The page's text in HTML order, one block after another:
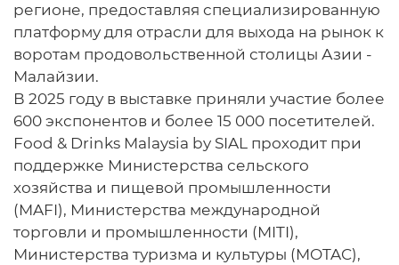
регионе, предоставляя специализированную
платформу для отрасли для выхода на рынок к
воротам продовольственной столицы Азии -
Малайзии.
В 2025 году в выставке приняли участие более
600 экспонентов и более 15 000 посетителей.
Food & Drinks Malaysia by SIAL проходит при
поддержке Министерства сельского
хозяйства и пищевой промышленности
(MAFI), Министерства международной
торговли и промышленности (MITI),
Министерства туризма и культуры (MOTAC),